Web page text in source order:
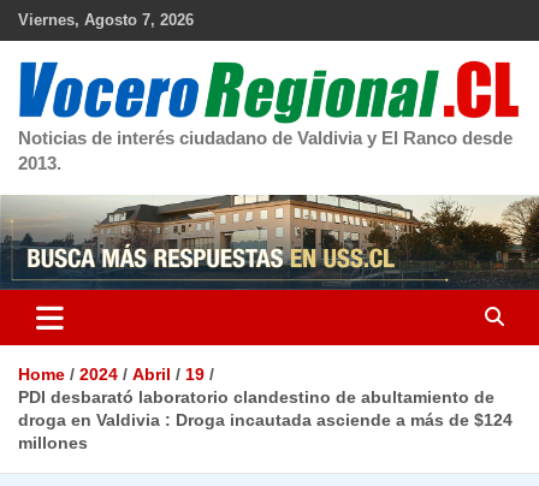
Skip
Viernes, Agosto 7, 2026
Noticias de interés ciudadano de Valdivia y El Ranco desde
2013.
Home 2024 Abril
19
PDI desbarató laboratorio clandestino de abultamiento de
droga en Valdivia : Droga incautada asciende a más de $124
millones